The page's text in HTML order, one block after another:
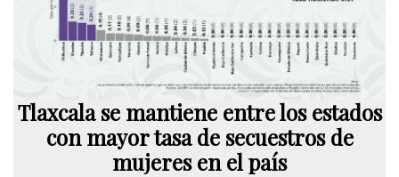
Tlaxcala se mantiene entre los estados
con mayor tasa de secuestros de
mujeres en el país